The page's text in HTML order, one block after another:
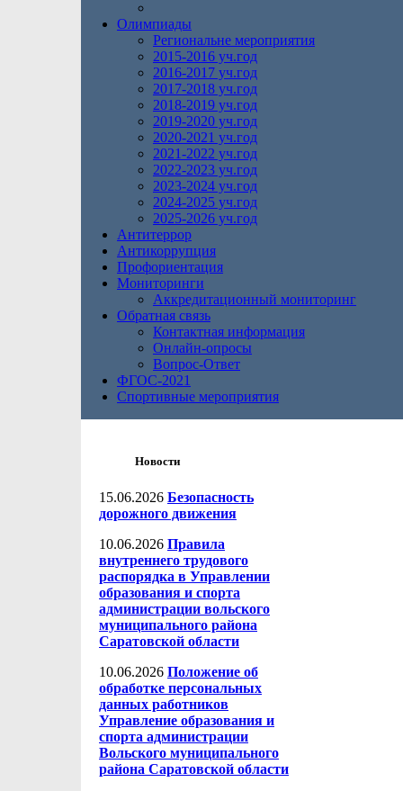
Олимпиады
Региональне мероприятия
2015-2016 уч.год
2016-2017 уч.год
2017-2018 уч.год
2018-2019 уч.год
2019-2020 уч.год
2020-2021 уч.год
2021-2022 уч.год
2022-2023 уч.год
2023-2024 уч.год
2024-2025 уч.год
2025-2026 уч.год
Антитеррор
Антикоррупция
Профориентация
Мониторинги
Аккредитационный мониторинг
Обратная связь
Контактная информация
Онлайн-опросы
Вопрос-Ответ
ФГОС-2021
Спортивные мероприятия
Новости
15.06.2026 Безопасность
дорожного движения
10.06.2026 Правила
внутреннего трудового
распорядка в Управлении
образования и спорта
администрации вольского
муниципального района
Саратовской области
10.06.2026 Положение об
обработке персональных
данных работников
Управление образования и
спорта администрации
Вольского муниципального
района Саратовской области